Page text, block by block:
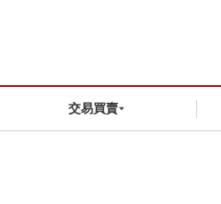
交易買賣